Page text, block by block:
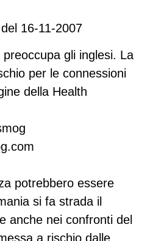
16-11-2007
preoccupa gli inglesi. La
per le connessioni
della Health
potrebbero essere
si fa strada il
anche nei confronti del
a rischio dalle